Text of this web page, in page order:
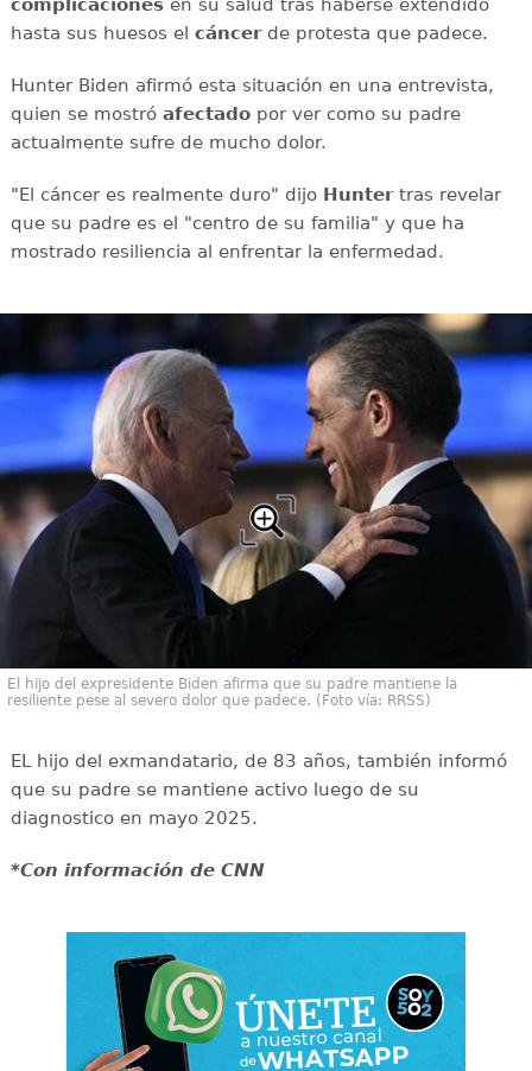
complicacionesen su salud tras haberse extendido
hasta sus huesos el cáncerde protesta que padece.
Hunter Biden afirmó esta situación en una entrevista,
quien se mostró afectadopor ver como su padre
actualmente sufre de mucho dolor.
"El cáncer es realmente duro" dijo Huntertras revelar
que su padre es el "centro de su familia" y que ha
mostrado resiliencia al enfrentar la enfermedad.
El hijo del expresidente Biden afirma que su padre mantiene la
resiliente pese al severo dolor que padece. (Foto vía: RRSS)
EL hijo del exmandatario, de 83 años, también informó
que su padre se mantiene activo luego de su
diagnostico en mayo 2025.
*Con información de CNN